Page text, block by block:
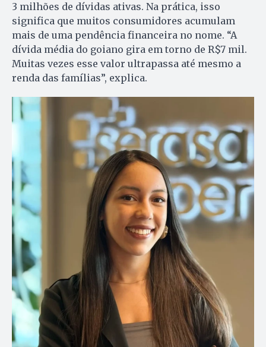
3 milhões de dívidas ativas. Na prática, isso
significa que muitos consumidores acumulam
mais de uma pendência financeira no nome. “A
dívida média do goiano gira em torno de R$7 mil.
Muitas vezes esse valor ultrapassa até mesmo a
renda das famílias”, explica.